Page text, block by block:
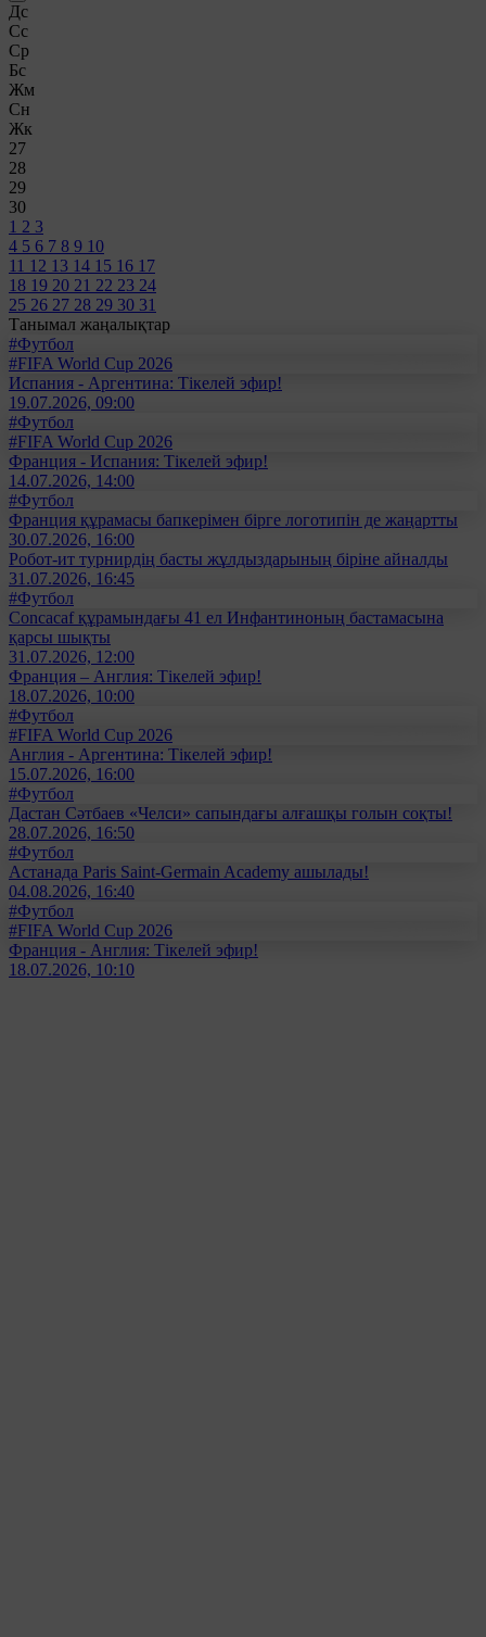
Дс
Сс
Ср
Бс
Жм
Сн
Жк
27
28
29
30
1 2 3
4 5 6 7 8 9 10
11 12 13 14 15 16 17
18 19 20 21 22 23 24
25 26 27 28 29 30 31
Танымал жаңалықтар
#Футбол
#FIFA World Cup 2026
Испания - Аргентина: Тікелей эфир!
19.07.2026, 09:00
#Футбол
#FIFA World Cup 2026
Франция - Испания: Тікелей эфир!
14.07.2026, 14:00
#Футбол
Франция құрамасы бапкерімен бірге логотипін де жаңартты
30.07.2026, 16:00
Робот-ит турнирдің басты жұлдыздарының біріне айналды
31.07.2026, 16:45
#Футбол
Concacaf құрамындағы 41 ел Инфантиноның бастамасына
қарсы шықты
31.07.2026, 12:00
Франция – Англия: Тікелей эфир!
18.07.2026, 10:00
#Футбол
#FIFA World Cup 2026
Англия - Аргентина: Тікелей эфир!
15.07.2026, 16:00
#Футбол
Дастан Сәтбаев «Челси» сапындағы алғашқы голын соқты!
28.07.2026, 16:50
#Футбол
Астанада Paris Saint-Germain Academy ашылады!
04.08.2026, 16:40
#Футбол
#FIFA World Cup 2026
Франция - Англия: Тікелей эфир!
18.07.2026, 10:10